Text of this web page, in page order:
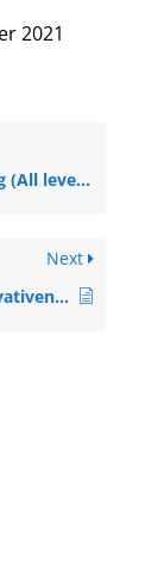
2021
Material)
Next
Realisierung eines technisch-innovativen Lösungsansatzes für Lehrveranstaltungen (Alle Niveaus, Projekt)